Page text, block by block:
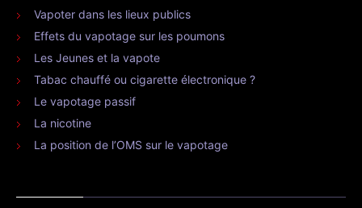
Vapoter dans les lieux publics
Effets du vapotage sur les poumons
Les Jeunes et la vapote
Tabac chauffé ou cigarette électronique ?
Le vapotage passif
La nicotine
La position de l’OMS sur le vapotage